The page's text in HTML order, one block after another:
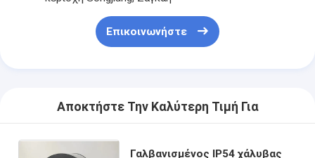
Επικοινωνήστε
Αποκτήστε Την Καλύτερη Τιμή Για
Γαλβανισμένος IP54 χάλυβας